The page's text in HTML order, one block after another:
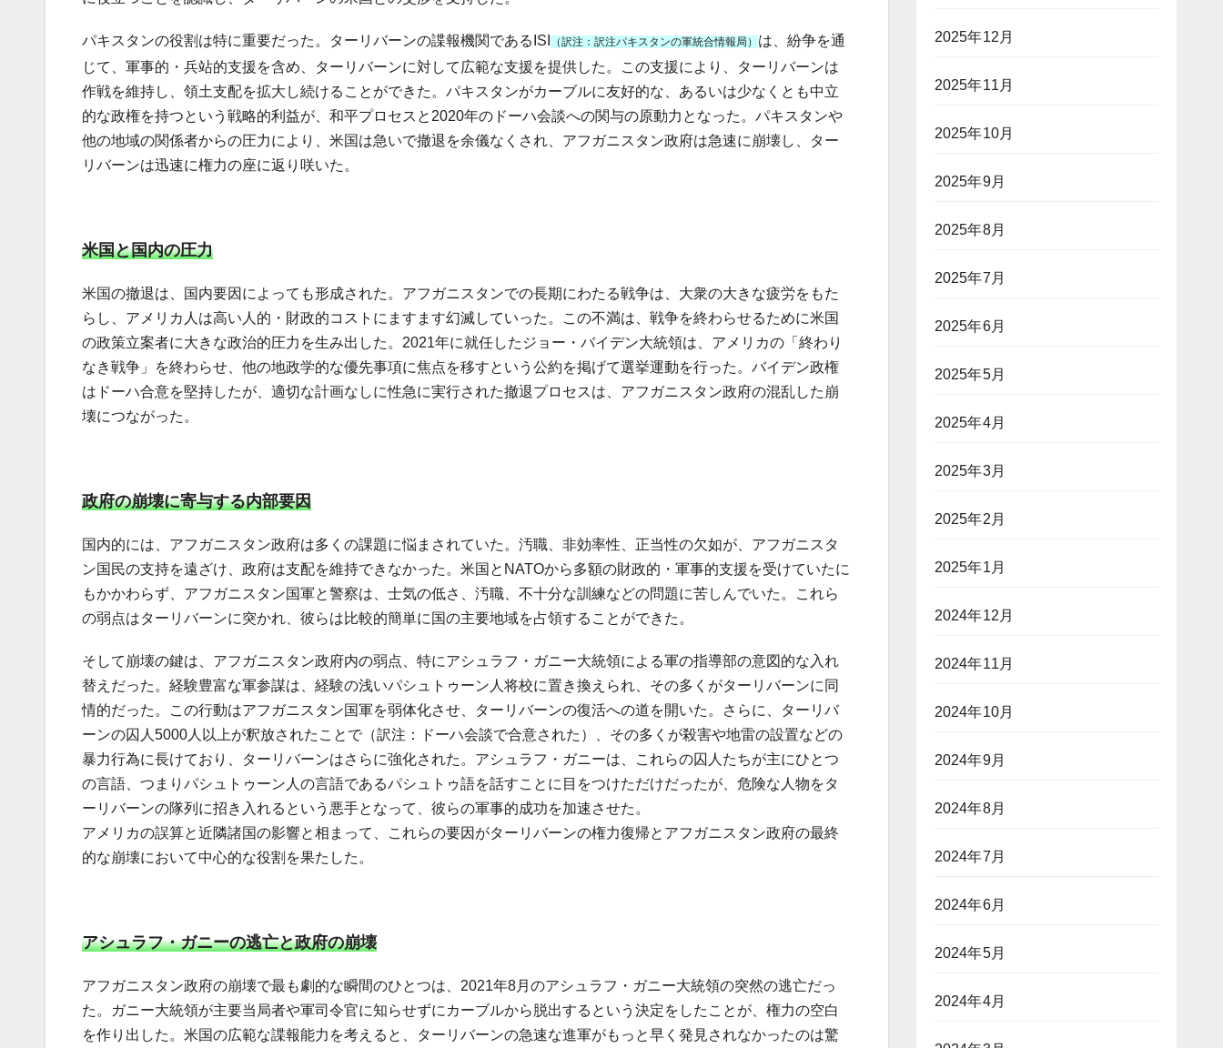
パキスタンの役割は特に重要だった。ターリバーンの諜報機関であるISI （訳注：訳注パキスタンの軍統合情報局） は、紛争を通
じて、軍事的・兵站的支援を含め、ターリバーンに対して広範な支援を提供した。この支援により、ターリバーンは
作戦を維持し、領土支配を拡大し続けることができた。パキスタンがカーブルに友好的な、あるいは少なくとも中立
的な政権を持つという戦略的利益が、和平プロセスと2020年のドーハ会談への関与の原動力となった。パキスタンや
他の地域の関係者からの圧力により、米国は急いで撤退を余儀なくされ、アフガニスタン政府は急速に崩壊し、ター
リバーンは迅速に権力の座に返り咲いた。
米国と国内の圧力
米国の撤退は、国内要因によっても形成された。アフガニスタンでの長期にわたる戦争は、大衆の大きな疲労をもた
らし、アメリカ人は高い人的・財政的コストにますます幻滅していった。この不満は、戦争を終わらせるために米国
の政策立案者に大きな政治的圧力を生み出した。2021年に就任したジョー・バイデン大統領は、アメリカの「終わり
なき戦争」を終わらせ、他の地政学的な優先事項に焦点を移すという公約を掲げて選挙運動を行った。バイデン政権
はドーハ合意を堅持したが、適切な計画なしに性急に実行された撤退プロセスは、アフガニスタン政府の混乱した崩
壊につながった。
政府の崩壊に寄与する内部要因
国内的には、アフガニスタン政府は多くの課題に悩まされていた。汚職、非効率性、正当性の欠如が、アフガニスタ
ン国民の支持を遠ざけ、政府は支配を維持できなかった。米国とNATOから多額の財政的・軍事的支援を受けていたに
もかかわらず、アフガニスタン国軍と警察は、士気の低さ、汚職、不十分な訓練などの問題に苦しんでいた。これら
の弱点はターリバーンに突かれ、彼らは比較的簡単に国の主要地域を占領することができた。
そして崩壊の鍵は、アフガニスタン政府内の弱点、特にアシュラフ・ガニー大統領による軍の指導部の意図的な入れ
替えだった。経験豊富な軍参謀は、経験の浅いパシュトゥーン人将校に置き換えられ、その多くがターリバーンに同
情的だった。この行動はアフガニスタン国軍を弱体化させ、ターリバーンの復活への道を開いた。さらに、ターリバ
ーンの囚人5000人以上が釈放されたことで（訳注：ドーハ会談で合意された）、その多くが殺害や地雷の設置などの
暴力行為に長けており、ターリバーンはさらに強化された。アシュラフ・ガニーは、これらの囚人たちが主にひとつ
の言語、つまりパシュトゥーン人の言語であるパシュトゥ語を話すことに目をつけただけだったが、危険な人物をタ
ーリバーンの隊列に招き入れるという悪手となって、彼らの軍事的成功を加速させた。
アメリカの誤算と近隣諸国の影響と相まって、これらの要因がターリバーンの権力復帰とアフガニスタン政府の最終
的な崩壊において中心的な役割を果たした。
アシュラフ・ガニーの逃亡と政府の崩壊
アフガニスタン政府の崩壊で最も劇的な瞬間のひとつは、2021年8月のアシュラフ・ガニー大統領の突然の逃亡だっ
た。ガニー大統領が主要当局者や軍司令官に知らせずにカーブルから脱出するという決定をしたことが、権力の空白
を作り出した。米国の広範な諜報能力を考えると、ターリバーンの急速な進軍がもっと早く発見されなかったのは驚
2025年12月
2025年11月
2025年10月
2025年9月
2025年8月
2025年7月
2025年6月
2025年5月
2025年4月
2025年3月
2025年2月
2025年1月
2024年12月
2024年11月
2024年10月
2024年9月
2024年8月
2024年7月
2024年6月
2024年5月
2024年4月